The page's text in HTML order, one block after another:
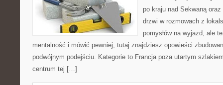
po kraju nad Sekwaną
drzwi w rozmowach z
pomysłów na wyjazd, ale
mentalność i mówić pewniej, tutaj znajdziesz opowieści
podwójnym podejściu. Kategorie to Francja poza utartym
centrum tej […]